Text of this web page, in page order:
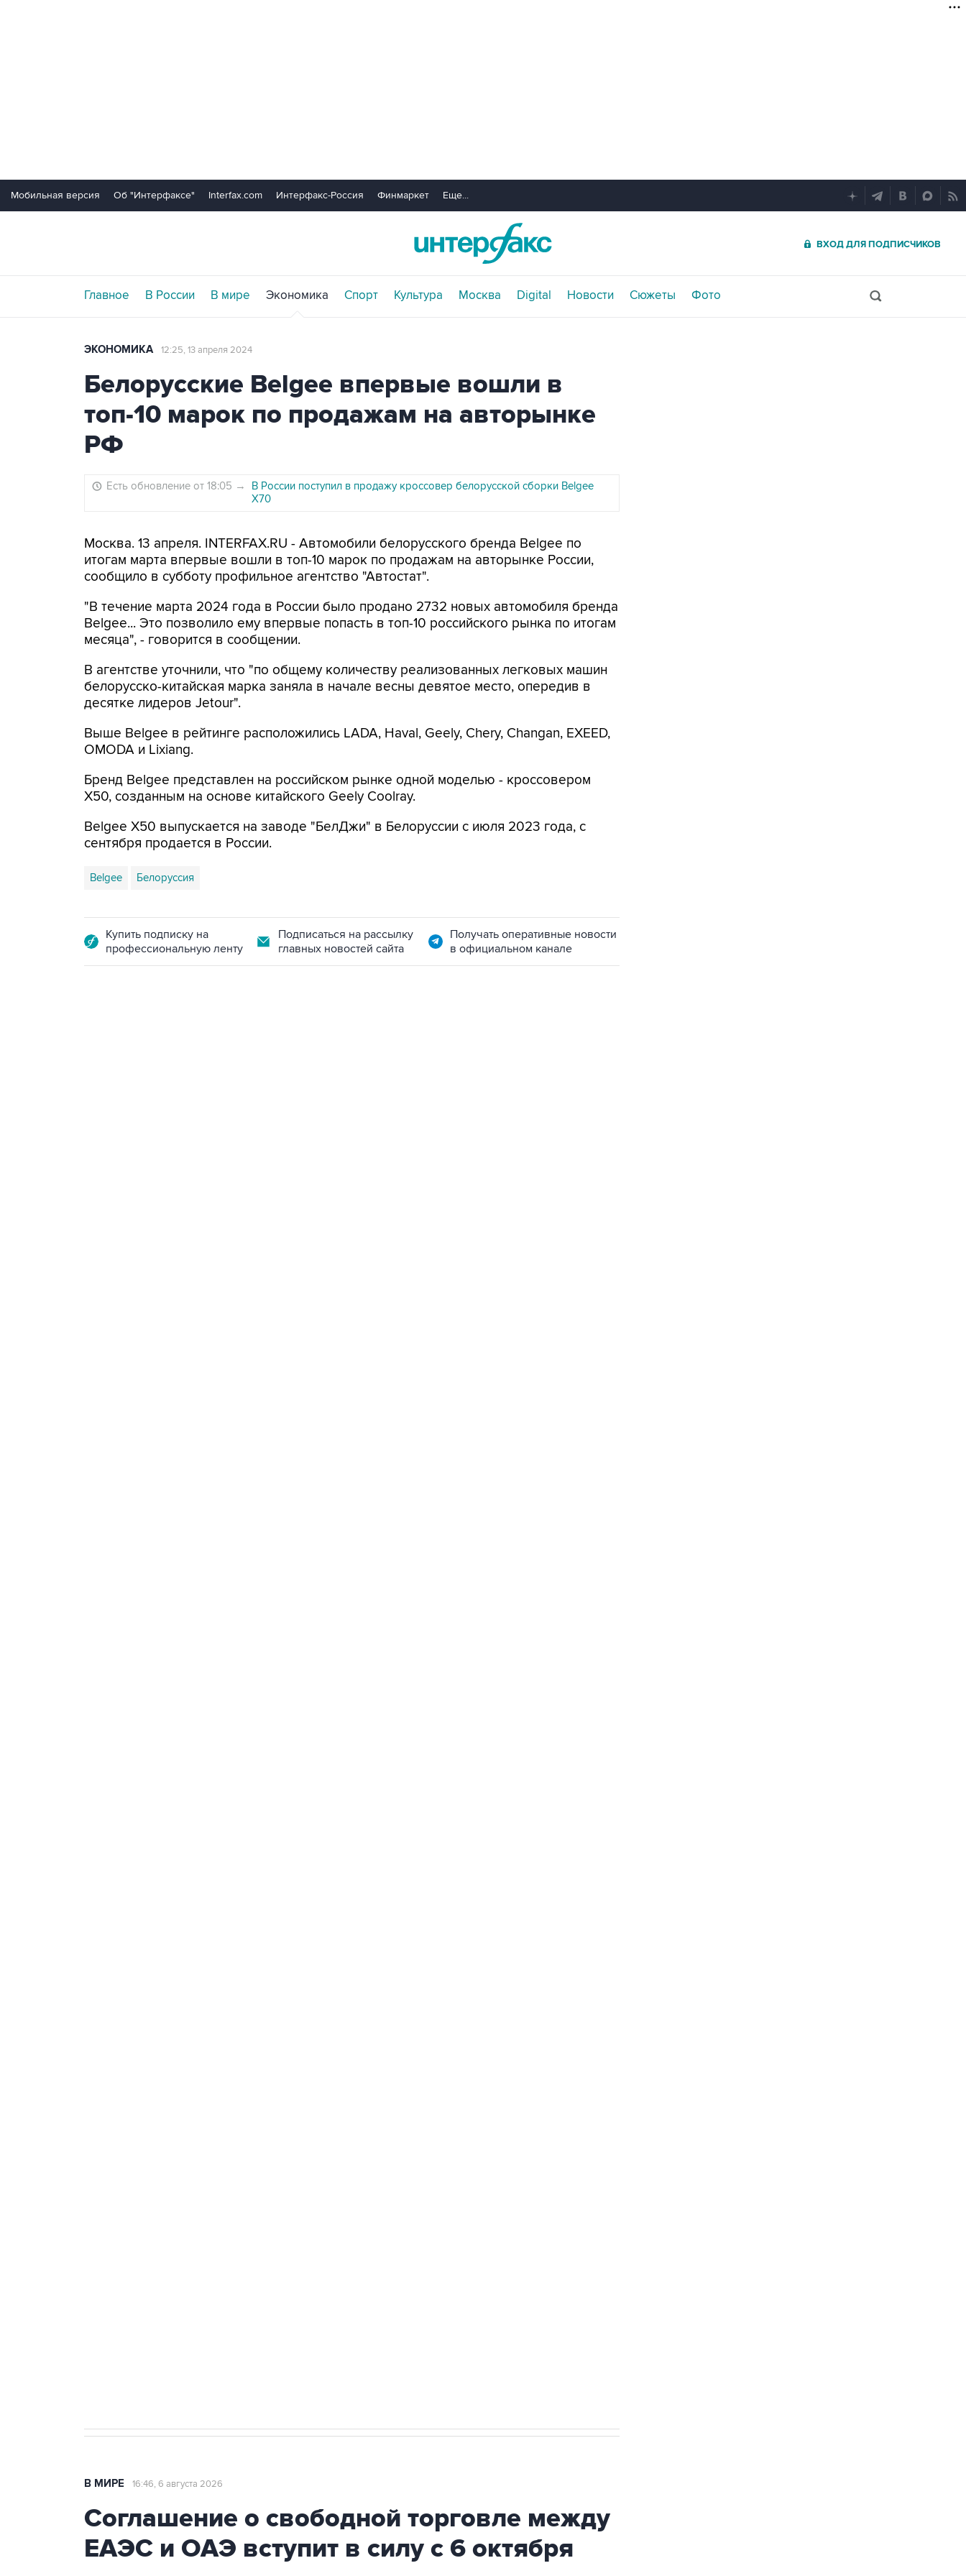
Мобильная версия Об "Интерфаксе" Interfax.com Интерфакс-Россия Финмаркет Еще...
ВХОД ДЛЯ ПОДПИСЧИКОВ
Главное В России В мире Экономика Спорт Культура Москва Digital Новости Сюжеты Фото
ЭКОНОМИКА 12:25, 13 апреля 2024
Белорусские Belgee впервые вошли в
топ-10 марок по продажам на авторынке
РФ
Есть обновление от 18:05 →
В России поступил в продажу кроссовер белорусской сборки Belgee
X70
Москва. 13 апреля. INTERFAX.RU - Автомобили белорусского бренда Belgee по
итогам марта впервые вошли в топ-10 марок по продажам на авторынке России,
сообщило в субботу профильное агентство "Автостат".
"В течение марта 2024 года в России было продано 2732 новых автомобиля бренда
Belgee... Это позволило ему впервые попасть в топ-10 российского рынка по итогам
месяца", - говорится в сообщении.
В агентстве уточнили, что "по общему количеству реализованных легковых машин
белорусско-китайская марка заняла в начале весны девятое место, опередив в
десятке лидеров Jetour".
Выше Belgee в рейтинге расположились LADA, Haval, Geely, Chery, Changan, EXEED,
OMODA и Lixiang.
Бренд Belgee представлен на российском рынке одной моделью - кроссовером
X50, созданным на основе китайского Geely Coolray.
Belgee X50 выпускается на заводе "БелДжи" в Белоруссии с июля 2023 года, с
сентября продается в России.
Belgee Белоруссия
Купить подписку на
профессиональную ленту
Подписаться на рассылку
главных новостей сайта
Получать оперативные новости
в официальном канале
В МИРЕ 16:46, 6 августа 2026
Соглашение о свободной торговле между
ЕАЭС и ОАЭ вступит в силу с 6 октября